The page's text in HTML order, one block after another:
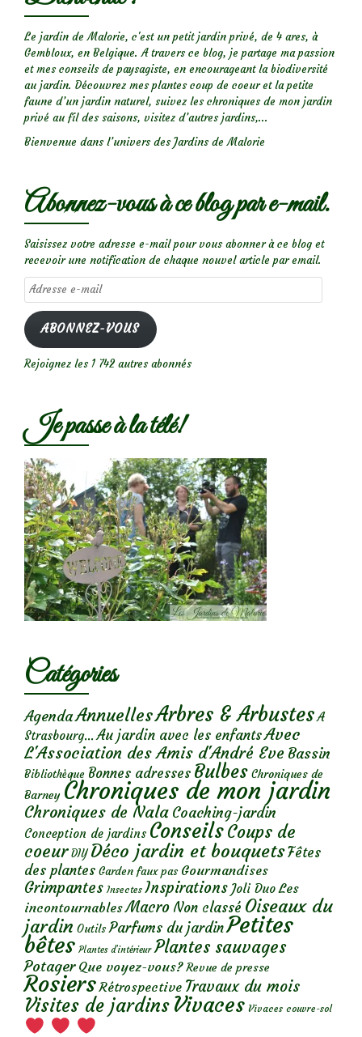
Le jardin de Malorie, c'est un petit jardin privé, de 4 ares, à
Gembloux, en Belgique. A travers ce blog, je partage ma passion
et mes conseils de paysagiste, en encourageant la biodiversité
au jardin. Découvrez mes plantes coup de coeur et la petite
faune d’un jardin naturel, suivez les chroniques de mon jardin
privé au fil des saisons, visitez d’autres jardins,...
Bienvenue dans l’univers des Jardins de Malorie
Abonnez-vous à ce blog par e-mail.
Saisissez votre adresse e-mail pour vous abonner à ce blog et
recevoir une notification de chaque nouvel article par email.
Adresse
e-
mail
ABONNEZ-VOUS
Rejoignez les 1 742 autres abonnés
Je passe à la télé!
Catégories
AgendaAnnuellesArbres & Arbustes A
Strasbourg... Au jardin avec les enfantsAvec
L'Association des Amis d'André Eve Bassin
Bibliothèque Bonnes adresses Bulbes Chroniques de
Barney Chroniques de mon jardin
Chroniques de Nala Coaching-jardin
Conception de jardins ConseilsCoups de
coeur DIY Déco jardin et bouquetsFêtes
des plantes Garden faux pas Gourmandises
Grimpantes Insectes Inspirations Joli Duo Les
incontournables Macro Non classé Oiseaux du
jardin Outils Parfums du jardinPetites
bêtes Plantes d’intérieur Plantes sauvages
Potager Que voyez-vous? Revue de presse
Rosiers Rétrospective Travaux du mois
Visites de jardins Vivaces Vivaces couvre-sol